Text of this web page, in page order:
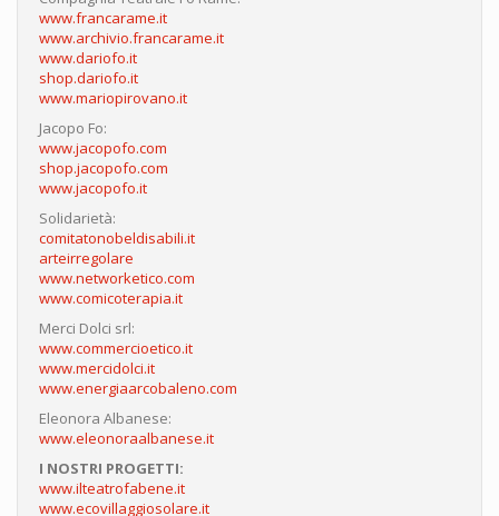
www.francarame.it
www.archivio.francarame.it
www.dariofo.it
shop.dariofo.it
www.mariopirovano.it
Jacopo Fo:
www.jacopofo.com
shop.jacopofo.com
www.jacopofo.it
Solidarietà:
comitatonobeldisabili.it
arteirregolare
www.networketico.com
www.comicoterapia.it
Merci Dolci srl:
www.commercioetico.it
www.mercidolci.it
www.energiaarcobaleno.com
Eleonora Albanese:
www.eleonoraalbanese.it
I NOSTRI PROGETTI:
www.ilteatrofabene.it
www.ecovillaggiosolare.it